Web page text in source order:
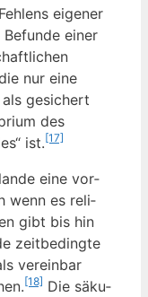
eige­ner
einer
nur eine
als gesi­chert
des
ist.[17]
eine vor­
wenn es reli­
gibt bis hin
zeit­be­ding­te
ver­ein­bar
[18] Die säku­